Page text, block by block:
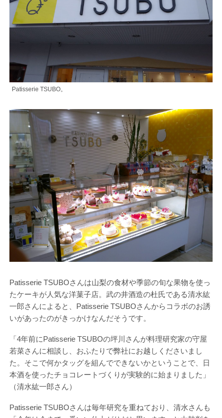
Patisserie TSUBO。
Patisserie TSUBOさんは山梨の食材や季節の旬な果物を使っ
たケーキが人気な洋菓子店。武の井酒造の杜氏である清水紘
一郎さんによると、Patisserie TSUBOさんからコラボのお誘
いがあったのがきっかけなんだそうです。
「4年前にPatisserie TSUBOの坪川さんが料理研究家の守屋
若菜さんに相談し、おふたりで弊社にお越しくださいまし
た。そこで何かタッグを組んでできないかということで、日
本酒を使ったチョコレートづくりが実験的に始まりました」
（清水紘一郎さん）
Patisserie TSUBOさんは毎年研究を重ねており、清水さんも